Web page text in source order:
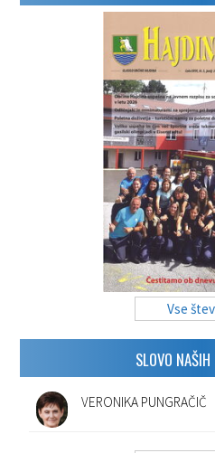
Vse
SLOVO
VERONIKA PUNGRAČIČ